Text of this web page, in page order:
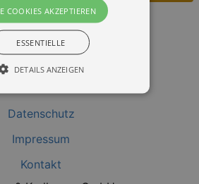
Datenschutz
Impressum
Kontakt
COOKIES AKZEPTIEREN
ESSENTIELLE
DETAILS ANZEIGEN
werden für die
Funktionen unserer Webseite
Beispiel für das Login in Ihren